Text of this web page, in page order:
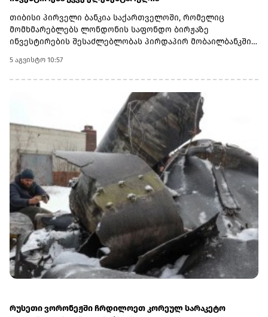
თიბისი პირველი ბანკია საქართველოში, რომელიც
მომხმარებლებს ლონდონის საფონდო ბირჟაზე
ინვესტირების შესაძლებლობას პირდაპირ მობაილბანკში
ლონდონის ბაზრებზე წარმოდგენილ კომპანიებში
ინვესტირება ერთი საინვესტიციო პლატფორმიდან
შეუძლიათ.ლონდონის ბირჟაზე ხელმისაწვდომია ისეთი
ცნობილი კომპანიების აქციები, როგორებიცაა Aston Martin,
Asos, Burberry, Rolls-Royce Holdings და სხვა.თიბისის
საინვესტიციო პლატფორმაზე ანგარიშის გახსნას ერთ
წუთზე ნაკლები დრო სჭირდება. დღეს საინვესტიციო
პლატფორმის მეშვეობით, მომხმარებლებისთვის
ხელმისაწვდომ ამერიკულ აქციებთან და ETF-ებთან ერთად,
ლონდონის ბაზრის დამატებით საინვესტიციო
შესაძლებლობები კიდევ უფრო გაფართოვდა.ლონდონის
საფონდო ბირჟის დამატება კიდევ ერთი ნაბიჯია თიბისის
მიზნისკენ – ინვესტირების პროცესი მომხმარებლისთვის
უფრო მარტივი, სწრაფი და ხელმისაწვდომი
გახადოს.აღმოაჩინეთ ლონდონის საფონდო ბირჟა
პირდაპირ მობაილბანკში:
https://app.tbcbank.ge/YiId/vmpjqmpcგაითვალისწინეთ, ეს არ
არის ფინანსური რჩევა.(R)
5 აგვისტო 10:57
რუსეთი ვორონეჟში ჩრდილოეთ კორეულ სარაკეტო